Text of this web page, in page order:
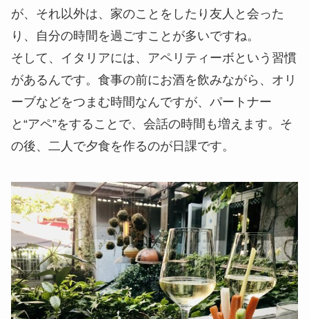
が、それ以外は、家のことをしたり友人と会った
り、自分の時間を過ごすことが多いですね。
そして、イタリアには、アペリティーボという習慣
があるんです。食事の前にお酒を飲みながら、オリ
ーブなどをつまむ時間なんですが、パートナー
と“アペ”をすることで、会話の時間も増えます。そ
の後、二人で夕食を作るのが日課です。